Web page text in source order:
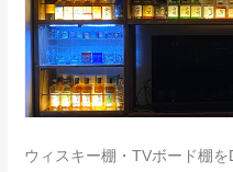
ウィスキー棚・TVボード棚